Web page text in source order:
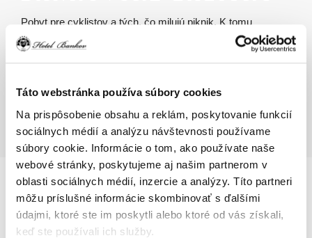
Táto webstránka používa súbory cookies
Na prispôsobenie obsahu a reklám, poskytovanie funkcií
sociálnych médií a analýzu návštevnosti používame
súbory cookie. Informácie o tom, ako používate naše
webové stránky, poskytujeme aj našim partnerom v
oblasti sociálnych médií, inzercie a analýzy. Títo partneri
môžu príslušné informácie skombinovať s ďalšími
údajmi, ktoré ste im poskytli alebo ktoré od vás získali,
keď ste používali ich služby.
Pobyt pre cyklistov a tých, čo milujú piknik. K tomu
polpenzia a vstup do wellness.
V ponuka od 1.mája - 30.septembra
ČÍTAŤ VIAC
Obrázok